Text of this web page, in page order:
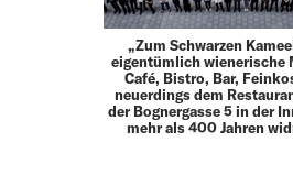
„Zum Schwarzen
eigentümlich wienerische
Café, Bistro, Bar,
neuerdings dem
der Bognergasse 5 in der
mehr als 400 Jahren